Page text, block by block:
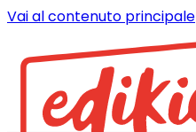
Vai al contenuto principale